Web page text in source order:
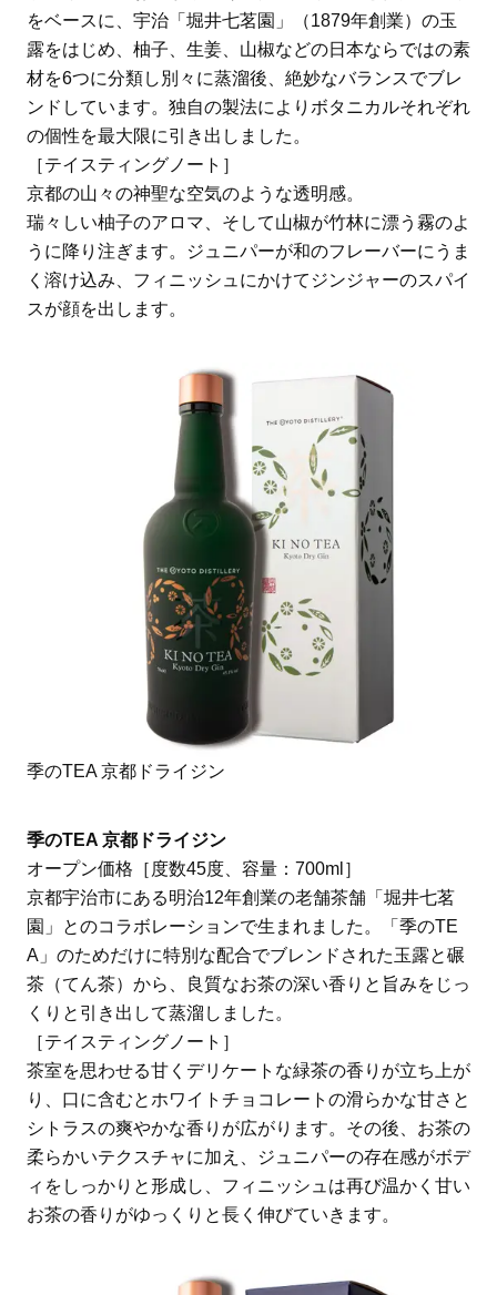
をベースに、宇治「堀井七茗園」（1879年創業）の玉
露をはじめ、柚子、生姜、山椒などの日本ならではの素
材を6つに分類し別々に蒸溜後、絶妙なバランスでブレ
ンドしています。独自の製法によりボタニカルそれぞれ
の個性を最大限に引き出しました。
［テイスティングノート］
京都の山々の神聖な空気のような透明感。
瑞々しい柚子のアロマ、そして山椒が竹林に漂う霧のよ
うに降り注ぎます。ジュニパーが和のフレーバーにうま
く溶け込み、フィニッシュにかけてジンジャーのスパイ
スが顔を出します。
季のTEA 京都ドライジン
季のTEA 京都ドライジン
オープン価格［度数45度、容量：700ml］
京都宇治市にある明治12年創業の老舗茶舗「堀井七茗
園」とのコラボレーションで生まれました。「季のTE
A」のためだけに特別な配合でブレンドされた玉露と碾
茶（てん茶）から、良質なお茶の深い香りと旨みをじっ
くりと引き出して蒸溜しました。
［テイスティングノート］
茶室を思わせる甘くデリケートな緑茶の香りが立ち上が
り、口に含むとホワイトチョコレートの滑らかな甘さと
シトラスの爽やかな香りが広がります。その後、お茶の
柔らかいテクスチャに加え、ジュニパーの存在感がボデ
ィをしっかりと形成し、フィニッシュは再び温かく甘い
お茶の香りがゆっくりと長く伸びていきます。